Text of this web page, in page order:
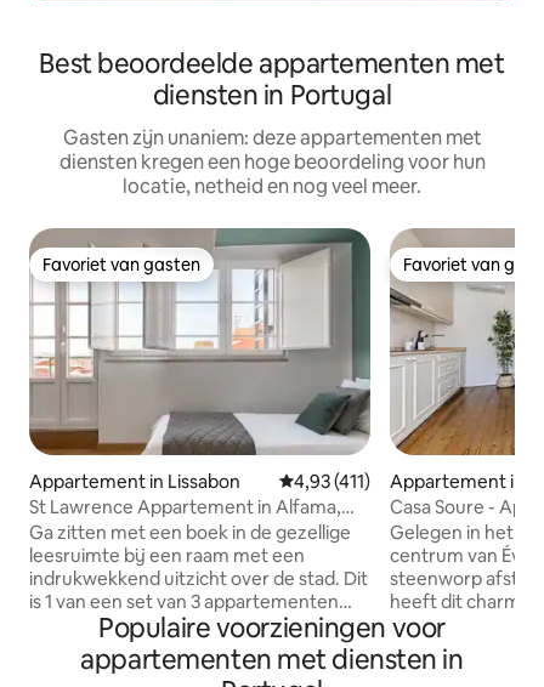
Best beoordeelde appartementen met
diensten in Portugal
Gasten zijn unaniem: deze appartementen met
diensten kregen een hoge beoordeling voor hun
locatie, netheid en nog veel meer.
Favoriet van gasten
Favoriet van gasten
Appartement in Lissabon Gemiddelde beoordeling van
4,93 (411)
St Lawrence Appartement in Alfama,
Lissabon Historisch Centrum
Ga zitten met een boek in de gezellige
leesruimte bij een raam met een
indrukwekkend uitzicht over de stad. Dit
is 1 van een set van 3 appartementen
ontworpen door Hoost Home Staging
die het historische en het hedendaagse
combineert, hier in een ruimte met een
Favoriet van
Favoriet van
Appartement in
Casa Soure -
slaapkamers en
Gelegen in het
centrum van
steenworp
heeft dit
eerste
gebouw een
uitnodigende
Populaire voorzieningen voor
appartementen met diensten in